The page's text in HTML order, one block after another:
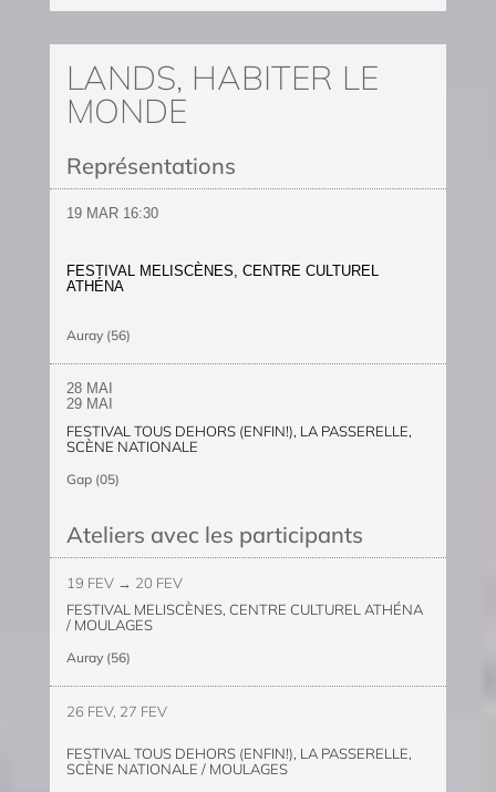
LANDS, HABITER LE
MONDE
Représentations
19 MAR 16:30
FESTIVAL MELISCÈNES, CENTRE CULTUREL
ATHÉNA
Auray (56)
28 MAI
29MAI
FESTIVAL TOUS DEHORS (ENFIN!), LA PASSERELLE,
SCÈNE NATIONALE
Gap (05)
Ateliers avec les participants
19 FEV → 20 FEV
FESTIVAL MELISCÈNES, CENTRE CULTUREL ATHÉNA
/ MOULAGES
Auray (56)
26 FEV, 27 FEV
FESTIVAL TOUS DEHORS (ENFIN!), LA PASSERELLE,
SCÈNE NATIONALE / MOULAGES